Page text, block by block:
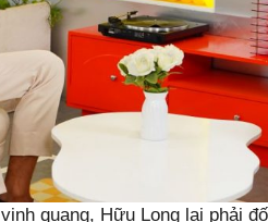
quang, Hữu Long lại phải